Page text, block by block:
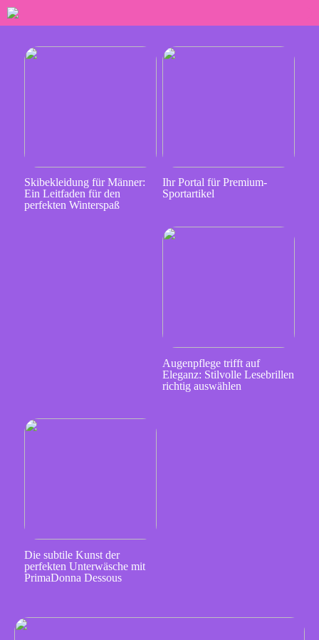
Skibekleidung für Männer:
Ein Leitfaden für den
perfekten Winterspaß
Ihr Portal für Premium-
Sportartikel
Augenpflege trifft auf
Eleganz: Stilvolle Lesebrillen
richtig auswählen
Die subtile Kunst der
perfekten Unterwäsche mit
PrimaDonna Dessous